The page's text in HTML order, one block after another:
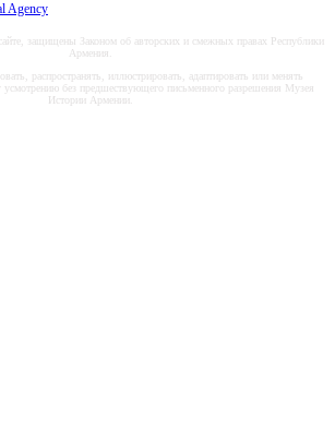
Agency
защищены Законом об авторских и смежных правах Республики
Армения.
распространять, иллюстрировать, адаптировать или менять
усмотрению без предшествующего письменного разрешения Музея
Истории Армении.